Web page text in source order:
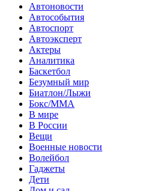
Автоновости
Автособытия
Автоспорт
Автоэксперт
Актеры
Аналитика
Баскетбол
Безумный мир
Биатлон/Лыжи
Бокс/MMA
В мире
В России
Вещи
Военные новости
Волейбол
Гаджеты
Дети